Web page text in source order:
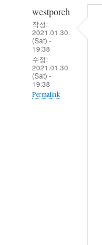
westporch
작성:
2021.01.30.
(Sat) -
19:38
수정:
2021.01.30.
(Sat) -
19:38
Permalink